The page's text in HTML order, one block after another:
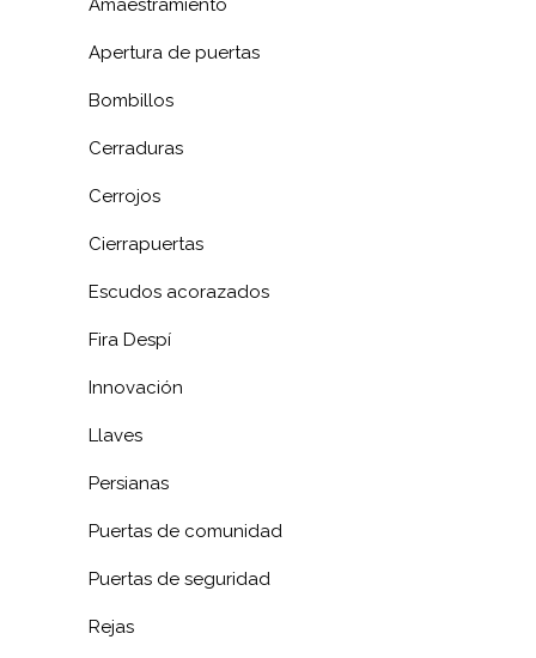
Amaestramiento
Apertura de puertas
Bombillos
Cerraduras
Cerrojos
Cierrapuertas
Escudos acorazados
Fira Despí
Innovación
Llaves
Persianas
Puertas de comunidad
Puertas de seguridad
Rejas